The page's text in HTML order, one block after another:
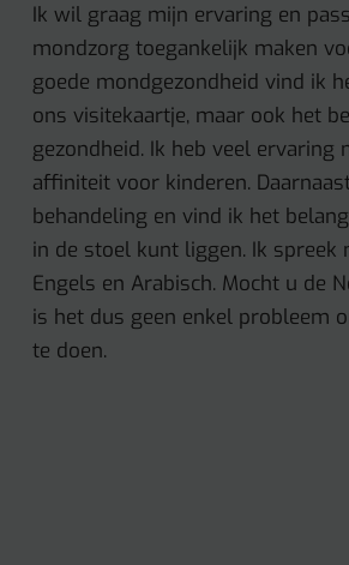
Ik wil graag mijn ervaring en
mondzorg toegankelijk maken
goede mondgezondheid vind ik
ons visitekaartje, maar ook het
gezondheid. Ik heb veel
affiniteit voor kinderen.
behandeling en vind ik het
in de stoel kunt liggen. Ik spreek
Engels en Arabisch. Mocht u de
is het dus geen enkel probleem
te doen.